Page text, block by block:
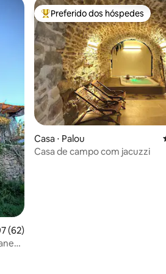
uma avaliação média de 5, 62
(62)
Entre os melhores preferidos
Preferido dos hóspedes
Casa ⋅ Palou
Casa de campo com jacuzzi